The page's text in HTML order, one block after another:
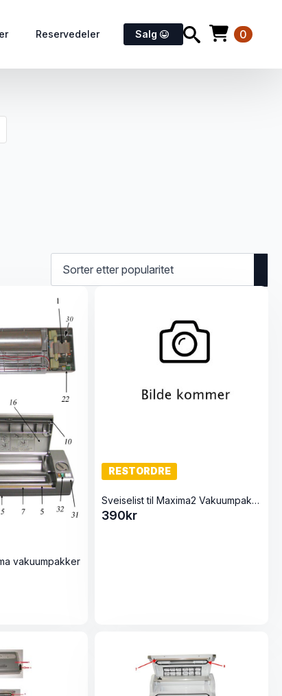
Reservedeler Salg 0
vakuumpakker
RESTORDRE
Sveiselist til Maxima2 Vakuumpakker
390kr